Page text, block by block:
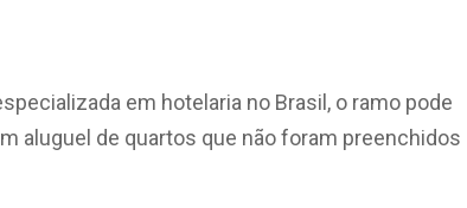
em hotelaria no Brasil, o ramo pode
aluguel de quartos que não foram preenchidos